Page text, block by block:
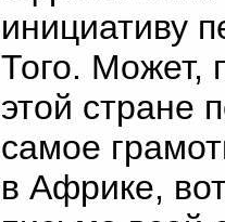
инициативу
Того. Может,
этой стране
самое
в Африке,